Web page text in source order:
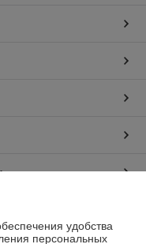
удобства
персональных